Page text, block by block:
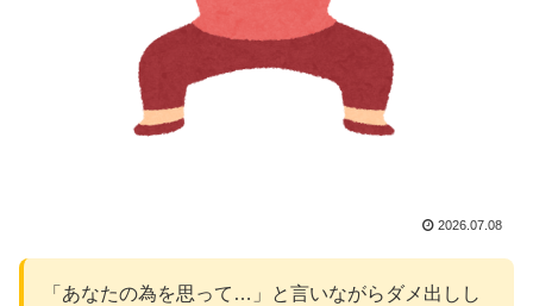
2026.07.08
「あなたの為を思って…」と言いながらダメ出しし